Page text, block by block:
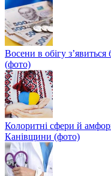
Восени в обігу
(фото)
Колоритні сфери й
Канівщини (фото)